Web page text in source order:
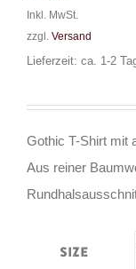
Inkl. MwSt.
zzgl. Versand
Lieferzeit: ca. 1-2
Gothic T-Shirt mit
Aus reiner
Size